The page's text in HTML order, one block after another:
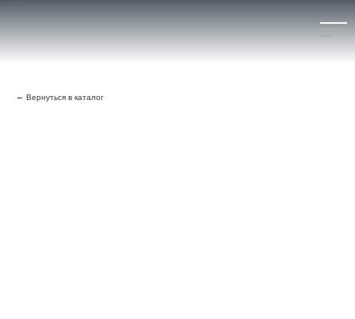
Вернуться в каталог